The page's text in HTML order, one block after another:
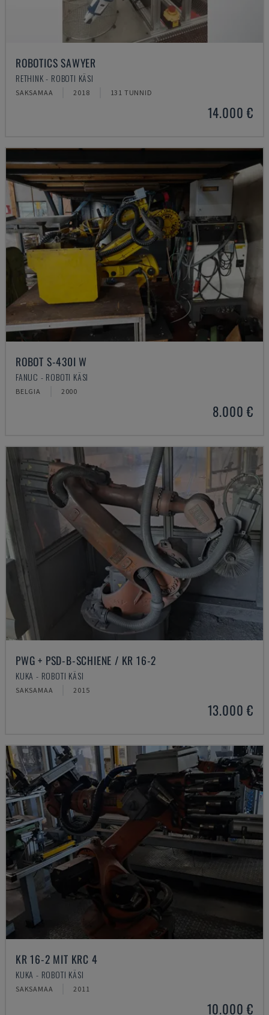
ROBOTICS SAWYER
RETHINK - ROBOTI KÄSI
SAKSAMAA 2018 131 TUNNID
14.000 €
ROBOT S-430I W
FANUC - ROBOTI KÄSI
BELGIA 2000
8.000 €
PWG + PSD-B-SCHIENE / KR 16-2
KUKA - ROBOTI KÄSI
SAKSAMAA 2015
13.000 €
KR 16-2 MIT KRC 4
KUKA - ROBOTI KÄSI
SAKSAMAA 2011
10.000 €